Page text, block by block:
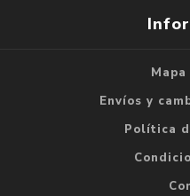
Envíos y
Política